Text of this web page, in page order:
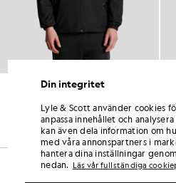
Vattentålig jacka med huva
+5
Din integritet
Lyle & Scott använder cookies
anpassa innehållet och
kan även dela information om
med våra annonspartners i
hantera dina inställningar
nedan. Läs vår fullständiga